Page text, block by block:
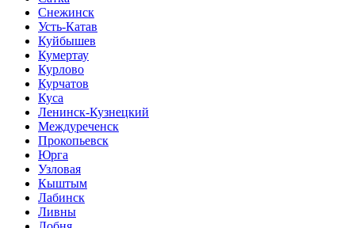
Снежинск
Усть-Катав
Куйбышев
Кумертау
Курлово
Курчатов
Куса
Ленинск-Кузнецкий
Междуреченск
Прокопьевск
Юрга
Узловая
Кыштым
Лабинск
Ливны